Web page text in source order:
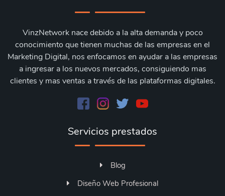
VinzNetwork nace debido a la alta demanda y poco
conocimiento que tienen muchas de las empresas en el
Marketing Digital, nos enfocamos en ayudar a las empresas
a ingresar a los nuevos mercados, consiguiendo mas
clientes y mas ventas a través de las plataformas digitales.
Servicios prestados
Blog
Diseño Web Profesional